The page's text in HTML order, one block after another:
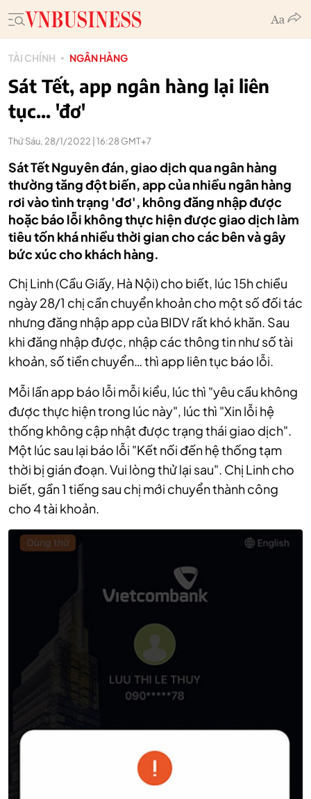
TÀI CHÍNH NGÂN HÀNG
Sát Tết, app ngân hàng lại liên
tục... 'đơ'
Thứ Sáu, 28/1/2022 | 16:28 GMT+7
Sát Tết Nguyên đán, giao dịch qua ngân hàng
thường tăng đột biến, app của nhiều ngân hàng
rơi vào tình trạng 'đơ', không đăng nhập được
hoặc báo lỗi không thực hiện được giao dịch làm
tiêu tốn khá nhiều thời gian cho các bên và gây
bức xúc cho khách hàng.
Chị Linh (Cầu Giấy, Hà Nội) cho biết, lúc 15h chiều
ngày 28/1 chị cần chuyển khoản cho một số đối tác
nhưng đăng nhập app của BIDV rất khó khăn. Sau
khi đăng nhập được, nhập các thông tin như số tài
khoản, số tiền chuyển… thì app liên tục báo lỗi.
Mỗi lần app báo lỗi mỗi kiểu, lúc thì "yêu cầu không
được thực hiện trong lúc này", lúc thì "Xin lỗi hệ
thống không cập nhật được trạng thái giao dịch".
Một lúc sau lại báo lỗi "Kết nối đến hệ thống tạm
thời bị gián đoạn. Vui lòng thử lại sau". Chị Linh cho
biết, gần 1 tiếng sau chị mới chuyển thành công
cho 4 tài khoản.